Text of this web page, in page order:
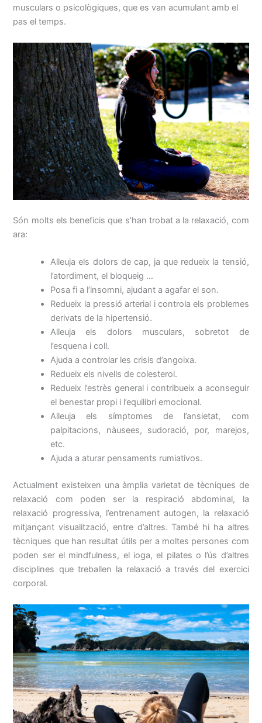
musculars o psicològiques, que es van acumulant amb el
pas el temps.
Són molts els beneficis que s’han trobat a la relaxació, com
ara:
Alleuja els dolors de cap, ja que redueix la tensió,
l’atordiment, el bloqueig …
Posa fi a l’insomni, ajudant a agafar el son.
Redueix la pressió arterial i controla els problemes
derivats de la hipertensió.
Alleuja els dolors musculars, sobretot de
l’esquena i coll.
Ajuda a controlar les crisis d’angoixa.
Redueix els nivells de colesterol.
Redueix l’estrès general i contribueix a aconseguir
el benestar propi i l’equilibri emocional.
Alleuja els símptomes de l’ansietat, com
palpitacions, nàusees, sudoració, por, marejos,
etc.
Ajuda a aturar pensaments rumiativos.
Actualment existeixen una àmplia varietat de tècniques de
relaxació com poden ser la respiració abdominal, la
relaxació progressiva, l’entrenament autogen, la relaxació
mitjançant visualització, entre d’altres. També hi ha altres
tècniques que han resultat útils per a moltes persones com
poden ser el mindfulness, el ioga, el pilates o l’ús d’altres
disciplines que treballen la relaxació a través del exercici
corporal.